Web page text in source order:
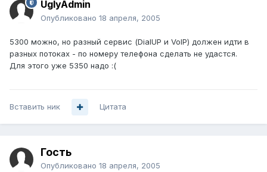
UglyAdmin
Опубликовано 18 апреля, 2005
5300 можно, но разный сервис (DialUP и VoIP) должен идти в
разных потоках - по номеру телефона сделать не удастся.
Для этого уже 5350 надо :(
Вставить ник Цитата
Гость
Опубликовано 18 апреля, 2005